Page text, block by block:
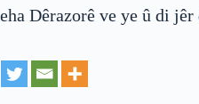
Dêrazorê ve ye û di